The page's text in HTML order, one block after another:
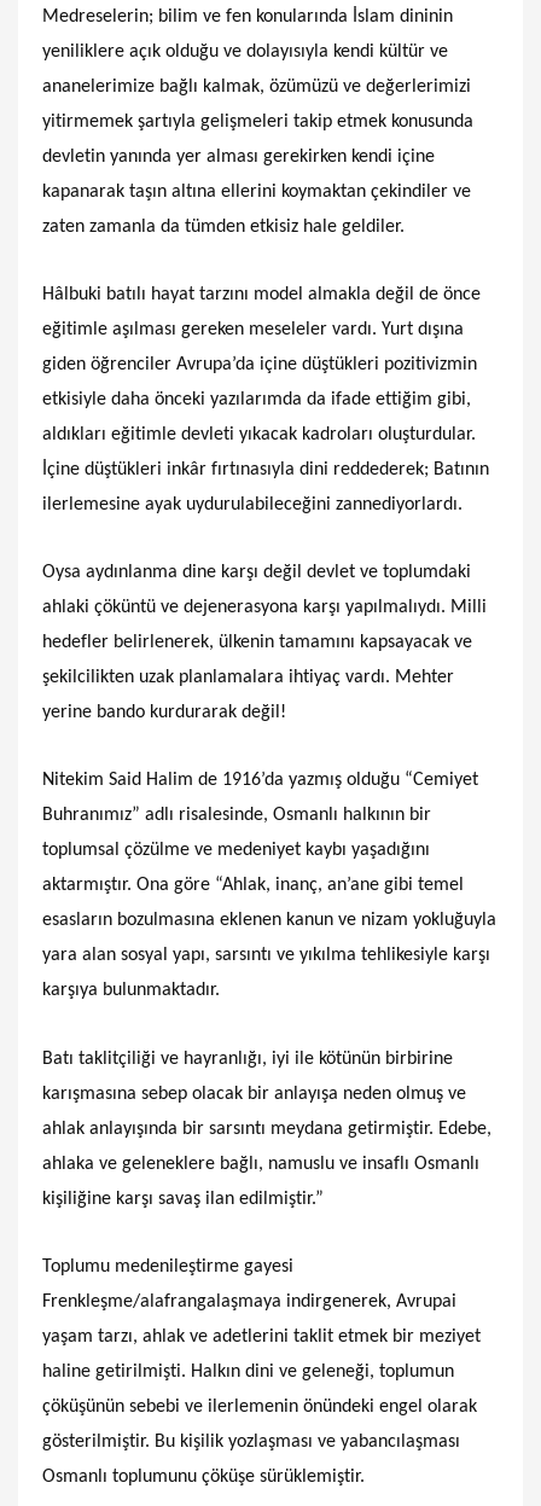
Medreselerin; bilim ve fen konularında İslam dininin
yeniliklere açık olduğu ve dolayısıyla kendi kültür ve
ananelerimize bağlı kalmak, özümüzü ve değerlerimizi
yitirmemek şartıyla gelişmeleri takip etmek konusunda
devletin yanında yer alması gerekirken kendi içine
kapanarak taşın altına ellerini koymaktan çekindiler ve
zaten zamanla da tümden etkisiz hale geldiler.
Hâlbuki batılı hayat tarzını model almakla değil de önce
eğitimle aşılması gereken meseleler vardı. Yurt dışına
giden öğrenciler Avrupa’da içine düştükleri pozitivizmin
etkisiyle daha önceki yazılarımda da ifade ettiğim gibi,
aldıkları eğitimle devleti yıkacak kadroları oluşturdular.
İçine düştükleri inkâr fırtınasıyla dini reddederek; Batının
ilerlemesine ayak uydurulabileceğini zannediyorlardı.
Oysa aydınlanma dine karşı değil devlet ve toplumdaki
ahlaki çöküntü ve dejenerasyona karşı yapılmalıydı. Milli
hedefler belirlenerek, ülkenin tamamını kapsayacak ve
şekilcilikten uzak planlamalara ihtiyaç vardı. Mehter
yerine bando kurdurarak değil!
Nitekim Said Halim de 1916’da yazmış olduğu “Cemiyet
Buhranımız” adlı risalesinde, Osmanlı halkının bir
toplumsal çözülme ve medeniyet kaybı yaşadığını
aktarmıştır. Ona göre “Ahlak, inanç, an’ane gibi temel
esasların bozulmasına eklenen kanun ve nizam yokluğuyla
yara alan sosyal yapı, sarsıntı ve yıkılma tehlikesiyle karşı
karşıya bulunmaktadır.
Batı taklitçiliği ve hayranlığı, iyi ile kötünün birbirine
karışmasına sebep olacak bir anlayışa neden olmuş ve
ahlak anlayışında bir sarsıntı meydana getirmiştir. Edebe,
ahlaka ve geleneklere bağlı, namuslu ve insaflı Osmanlı
kişiliğine karşı savaş ilan edilmiştir.”
Toplumu medenileştirme gayesi
Frenkleşme/alafrangalaşmaya indirgenerek, Avrupai
yaşam tarzı, ahlak ve adetlerini taklit etmek bir meziyet
haline getirilmişti. Halkın dini ve geleneği, toplumun
çöküşünün sebebi ve ilerlemenin önündeki engel olarak
gösterilmiştir. Bu kişilik yozlaşması ve yabancılaşması
Osmanlı toplumunu çöküşe sürüklemiştir.